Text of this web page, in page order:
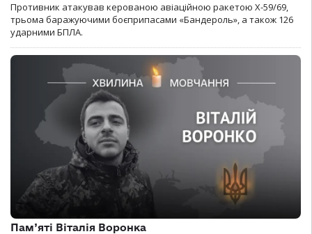
Противник атакував керованою авіаційною ракетою Х-59/69,
трьома баражуючими боєприпасами «Бандероль», а також 126
ударними БПЛА.
Пам’яті Віталія Воронка